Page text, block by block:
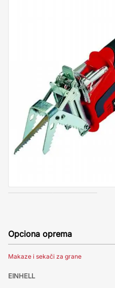
Opciona oprema
Makaze i sekači za grane
EINHELL